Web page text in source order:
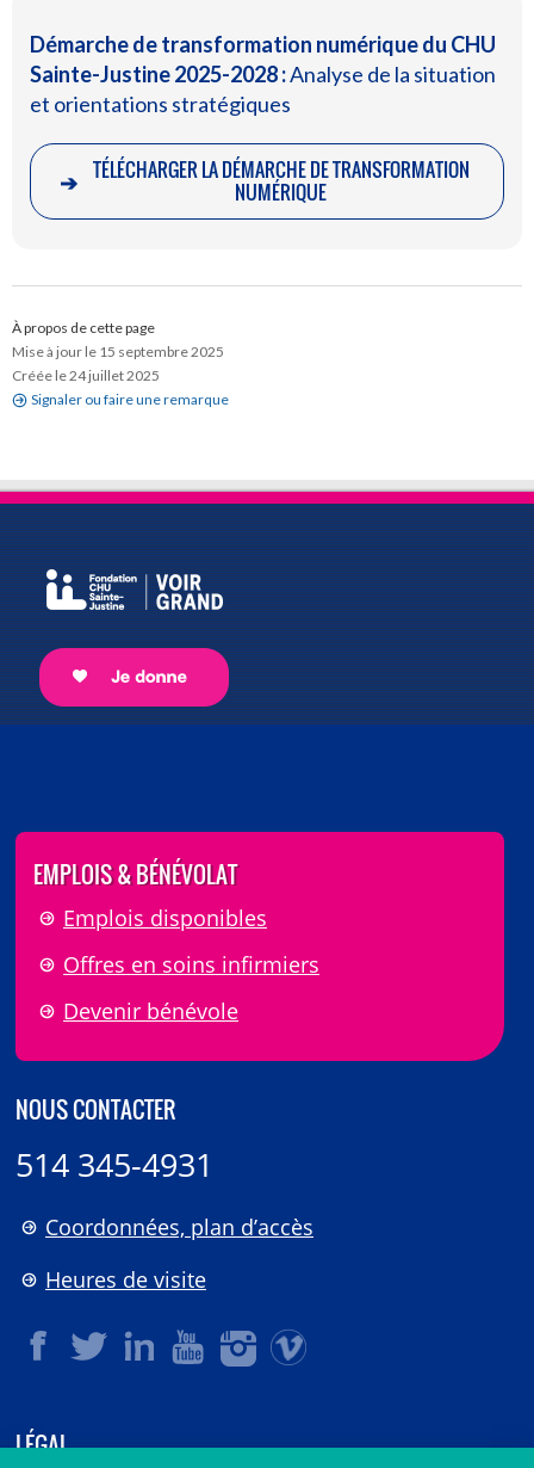
Démarche de transformation numérique du CHU
Sainte-Justine 2025-2028 :Analyse de la situation
et orientations stratégiques
➔ TÉLÉCHARGER LA DÉMARCHE DE TRANSFORMATION
NUMÉRIQUE
À propos de cette page
Mise à jour le 15 septembre 2025
Créée le 24 juillet 2025
Signaler ou faire une remarque
EMPLOIS & BÉNÉVOLAT
Emplois disponibles
Offres en soins infirmiers
Devenir bénévole
NOUS CONTACTER
514 345-4931
Coordonnées, plan d’accès
Heures de visite
LÉGAL